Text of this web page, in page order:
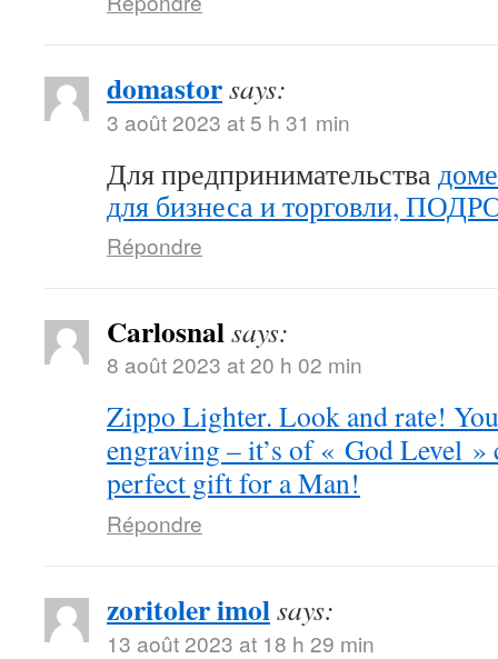
domastorsays:
3 août 2023 at 5 h 31 min
Для предпринимательства
для бизнеса и торговли,
Répondre
Carlosnalsays:
8 août 2023 at 20 h 02 min
Zippo Lighter. Look and rate!
engraving – it’s of « God Level
perfect gift for a Man!
Répondre
zoritoler imolsays:
13 août 2023 at 18 h 29 min